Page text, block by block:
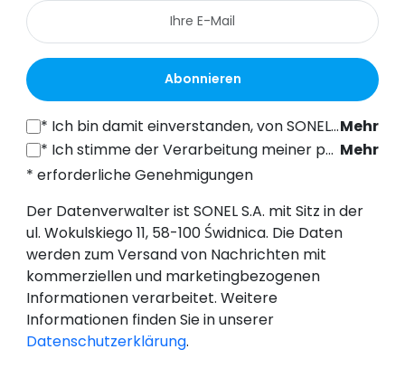
Abonnieren
* Ich bin damit einverstanden, von SONEL S.A. mit Sitz in der ul. Wokulskiego 11, 58-100 Świdnica, kommerzielle Informationen auf elektronischem Wege (an die angegebene E-Mail-Adresse) zu Marketingzwecken gemäß Art. 398 des Gesetzes vom 12. Juli 2024 über das Recht der elektronischen Kommunikation zu erhalten. Mehr
* Ich stimme der Verarbeitung meiner personenbezogenen Daten (E-Mail-Adresse) durch SONEL S.A. mit Sitz in ul. Wokulskiego 11, 58-100 Świdnica, zum Zwecke des Versands eines Newsletters mit kommerziellen und marketingbezogenen Informationen gemäß Art. 6 Abs. 1 Buchstabe a) der Datenschutz-Grundverordnung (DSGVO).
Mehr
* erforderliche Genehmigungen
Der Datenverwalter ist SONEL S.A. mit Sitz in der
ul. Wokulskiego 11, 58-100 Świdnica. Die Daten
werden zum Versand von Nachrichten mit
kommerziellen und marketingbezogenen
Informationen verarbeitet. Weitere
Informationen finden Sie in unserer
Datenschutzerklärung.